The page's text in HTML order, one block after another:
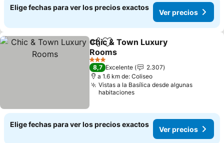
Elige fechas para ver los precios exactos
Ver precios
CompartirAgregar a favoritos
Chic & Town Luxury
Rooms
Ver precios
3 Estrellas
8,7 Excelente
2.307
a 1.6 km de: Coliseo
Vistas a la Basílica desde algunas
habitaciones
Elige fechas para ver los precios exactos
Ver precios